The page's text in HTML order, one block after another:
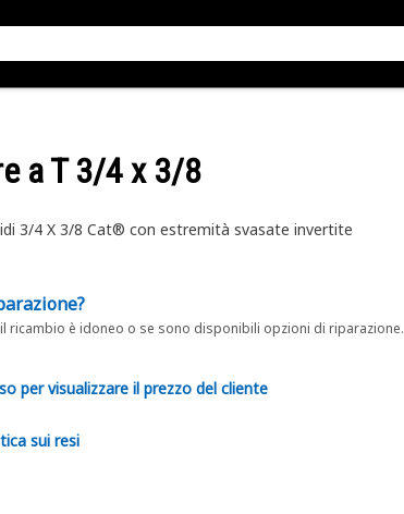
a T 3/4 x 3/8
3/4 X 3/8 Cat® con estremità svasate invertite
ricambio è idoneo o se sono disponibili opzioni di riparazione.
per visualizzare il prezzo del cliente
sui resi